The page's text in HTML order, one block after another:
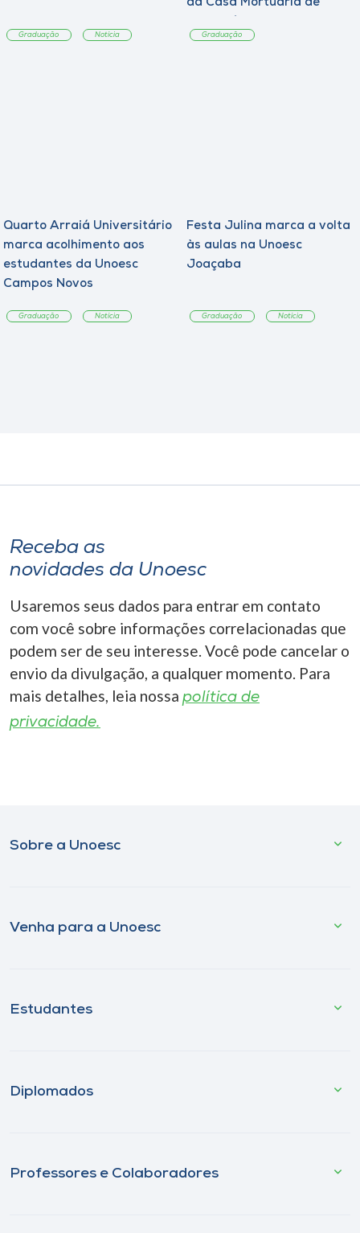
Graduação Notícia
da Casa Mortuária de
Graduação
Quarto Arraiá Universitário
marca acolhimento aos
estudantes da Unoesc
Campos Novos
Graduação Notícia
Festa Julina marca a volta
às aulas na Unoesc
Joaçaba
Graduação Notícia
Receba as
novidades da Unoesc
Usaremos seus dados para entrar em contato
com você sobre informações correlacionadas que
podem ser de seu interesse. Você pode cancelar o
envio da divulgação, a qualquer momento. Para
mais detalhes, leia nossa política de
privacidade.
Sobre a Unoesc
Venha para a Unoesc
Estudantes
Diplomados
Professores e Colaboradores